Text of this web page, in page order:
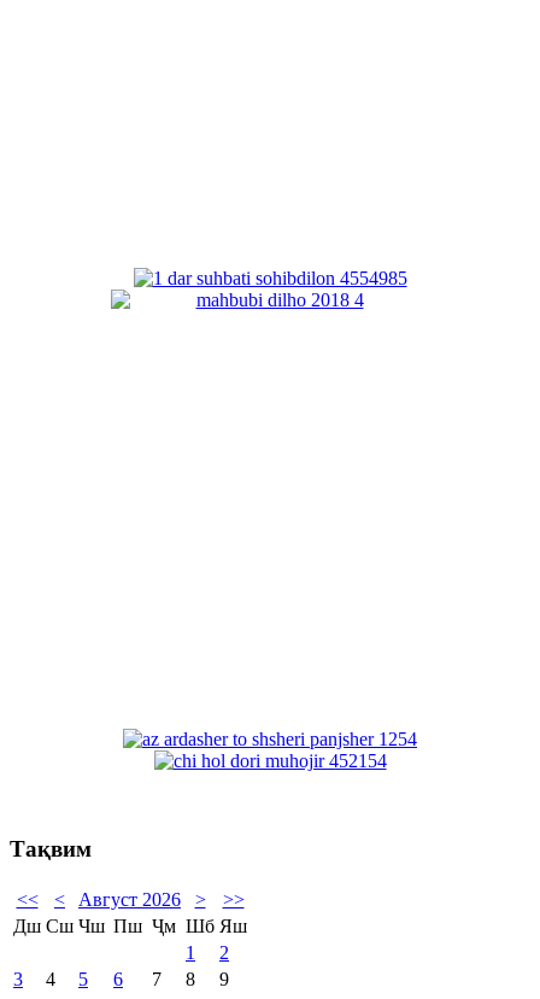
Тақвим
<< < Август 2026 >
>>
Дш Сш Чш Пш Ҷм Шб Яш
1
2
3
4 5 6 7 8
9